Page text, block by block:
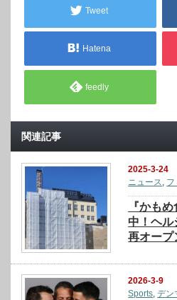
Tweet
Hatena
feedly
関連記事
2025-3-24
ニュース, フ
『かも
中！ヘル
再オープ
2026-3-9
Sports,デン